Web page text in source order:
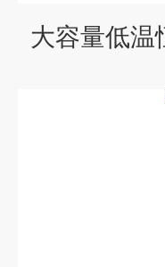
大容量低温